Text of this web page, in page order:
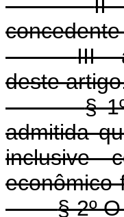
II
III -
deste
§
admitida
inclusive
§ 2º